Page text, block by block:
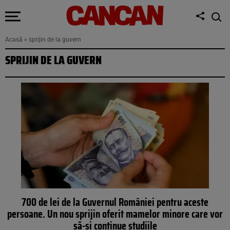
Acasă » sprijin de la guvern
SPRIJIN DE LA GUVERN
700 de lei de la Guvernul României pentru aceste
persoane. Un nou sprijin oferit mamelor minore care vor
să-și continue studiile